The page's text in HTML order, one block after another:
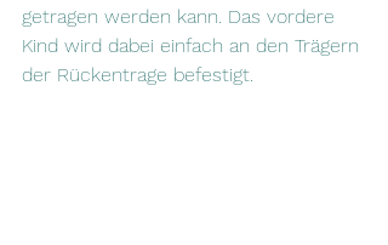
getragen werden kann. Das vordere
Kind wird dabei einfach an den Trägern
der Rückentrage befestigt.